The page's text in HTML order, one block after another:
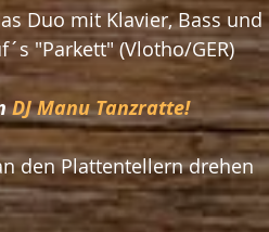
Duo mit Klavier, Bass und
"Parkett" (Vlotho/GER)
DJ Manu Tanzratte!
den Plattentellern drehen